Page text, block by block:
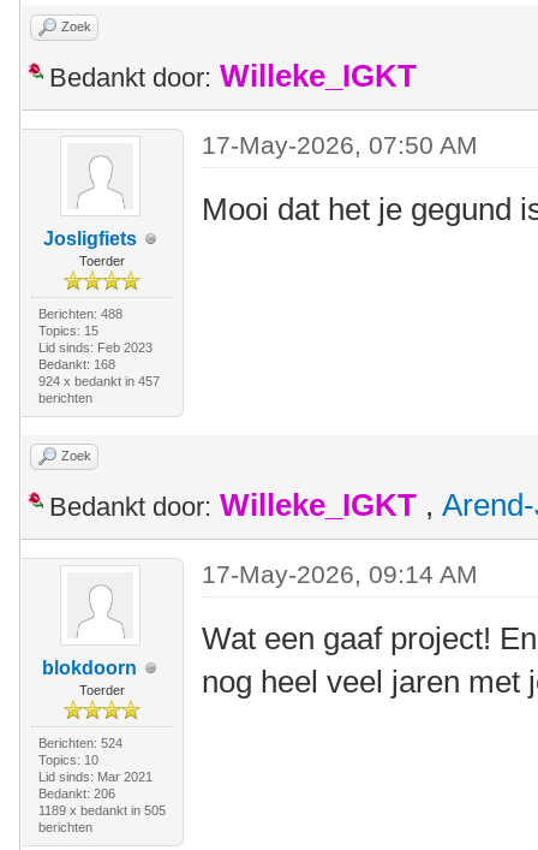
Zoek
Bedankt door: Willeke_IGKT
Josligfiets
Toerder
Berichten: 488
Topics: 15
Lid sinds: Feb 2023
Bedankt: 168
924 x bedankt in 457
berichten
17-May-2026, 07:50 AM
Mooi dat het je gegund
Zoek
Bedankt door: Willeke_IGKT ,
blokdoorn
Toerder
Berichten: 524
Topics: 10
Lid sinds: Mar 2021
Bedankt: 206
1189 x bedankt in 505
berichten
17-May-2026, 09:14 AM
Wat een gaaf project!
nog heel veel jaren met